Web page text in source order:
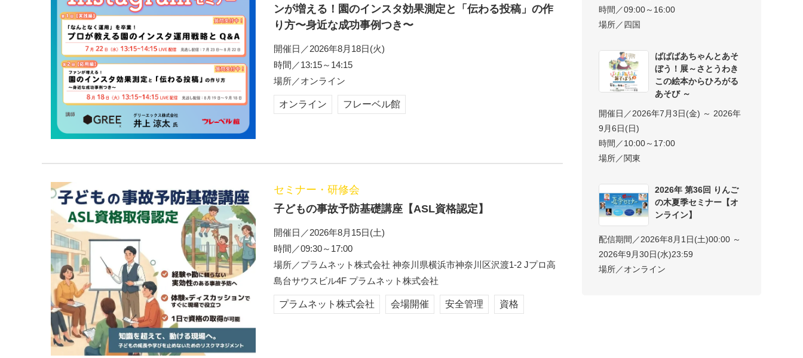
ンが増える！園のインスタ効果測定と「伝わる投稿」の作
り方〜身近な成功事例つき〜
開催日／2026年8月18日(火)
時間／13:15～14:15
場所／オンライン
オンライン フレーベル館
セミナー・研修会
子どもの事故予防基礎講座【ASL資格認定】
開催日／2026年8月15日(土)
時間／09:30～17:00
場所／プラムネット株式会社 神奈川県横浜市神奈川区沢渡1-2 Jプロ高
島台サウスビル4F プラムネット株式会社
プラムネット株式会社 会場開催 安全管理 資格
時間／09:00～16:00
場所／四国
ばばばあちゃんとあそ
ぼう！展～さとうわき
この絵本からひろがる
あそび ～
開催日／2026年7月3日(金) ～ 2026年
9月6日(日)
時間／10:00～17:00
場所／関東
2026年 第36回 りんご
の木夏季セミナー【オ
ンライン】
配信期間／2026年8月1日(土)00:00 ～
2026年9月30日(水)23:59
場所／オンライン